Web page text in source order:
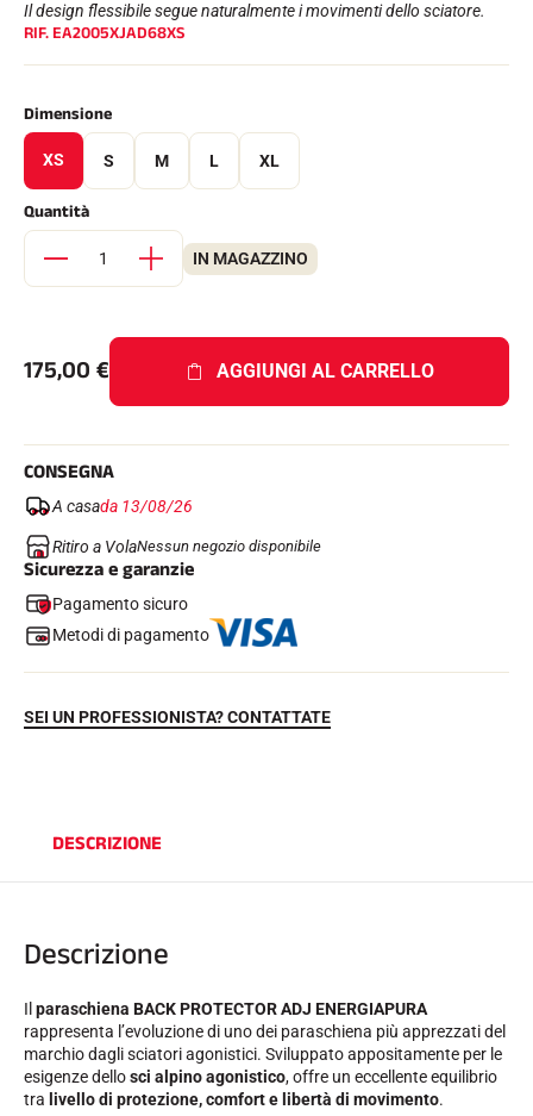
GARE DI SCI
Il design flessibile segue naturalmente i movimenti dello sciatore.
RIF.EA2005XJAD68XS
Dimensione
XS S M L XL
Quantità
IN MAGAZZINO
175,00 € AGGIUNGI AL CARRELLO
CONSEGNA
A casada 13/08/26
Ritiro a VolaNessun negozio disponibile
Sicurezza e garanzie
Pagamento sicuro
Metodi di pagamento
SEI UN PROFESSIONISTA? CONTATTATE
DESCRIZIONE
Descrizione
Il paraschiena BACK PROTECTOR ADJ ENERGIAPURA
rappresenta l’evoluzione di uno dei paraschiena più apprezzati del
marchio dagli sciatori agonistici. Sviluppato appositamente per le
esigenze dellosci alpino agonistico, offre un eccellente equilibrio
tra livello di protezione, comfort e libertà di movimento.